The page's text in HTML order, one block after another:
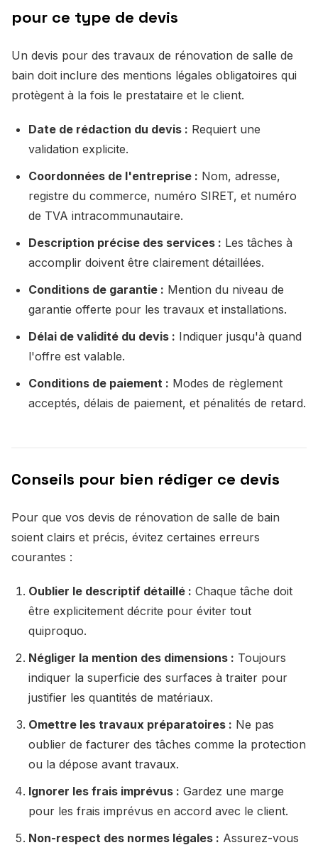
pour ce type de devis
Un devis pour des travaux de rénovation de salle de
bain doit inclure des mentions légales obligatoires qui
protègent à la fois le prestataire et le client.
Date de rédaction du devis : Requiert une
validation explicite.
Coordonnées de l'entreprise : Nom, adresse,
registre du commerce, numéro SIRET, et numéro
de TVA intracommunautaire.
Description précise des services : Les tâches à
accomplir doivent être clairement détaillées.
Conditions de garantie : Mention du niveau de
garantie offerte pour les travaux et installations.
Délai de validité du devis : Indiquer jusqu'à quand
l'offre est valable.
Conditions de paiement : Modes de règlement
acceptés, délais de paiement, et pénalités de retard.
Conseils pour bien rédiger ce devis
Pour que vos devis de rénovation de salle de bain
soient clairs et précis, évitez certaines erreurs
courantes :
Oublier le descriptif détaillé : Chaque tâche doit
être explicitement décrite pour éviter tout
quiproquo.
Négliger la mention des dimensions : Toujours
indiquer la superficie des surfaces à traiter pour
justifier les quantités de matériaux.
Omettre les travaux préparatoires : Ne pas
oublier de facturer des tâches comme la protection
ou la dépose avant travaux.
Ignorer les frais imprévus : Gardez une marge
pour les frais imprévus en accord avec le client.
Non-respect des normes légales : Assurez-vous